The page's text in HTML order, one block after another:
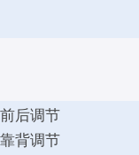
后调节
背调节